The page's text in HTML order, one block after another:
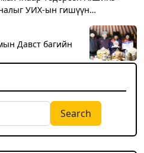
УИХ-ын гишүүн…
Давст багийн